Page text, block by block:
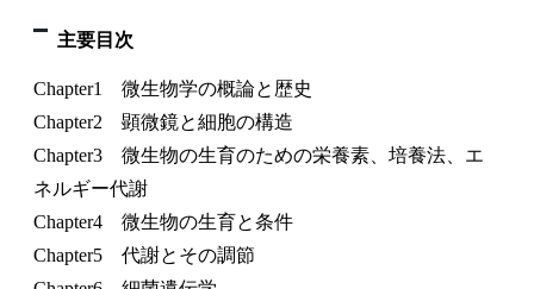
主要目次
Chapter1 微生物学の概論と歴史
Chapter2 顕微鏡と細胞の構造
Chapter3 微生物の生育のための栄養素、培養法、エ
ネルギー代謝
Chapter4 微生物の生育と条件
Chapter5 代謝とその調節